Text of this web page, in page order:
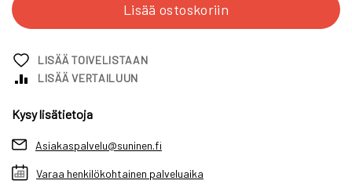
Lisää ostoskoriin
LISÄÄ TOIVELISTAAN
LISÄÄ VERTAILUUN
Kysy lisätietoja
Asiakaspalvelu@suninen.fi
Varaa henkilökohtainen palveluaika